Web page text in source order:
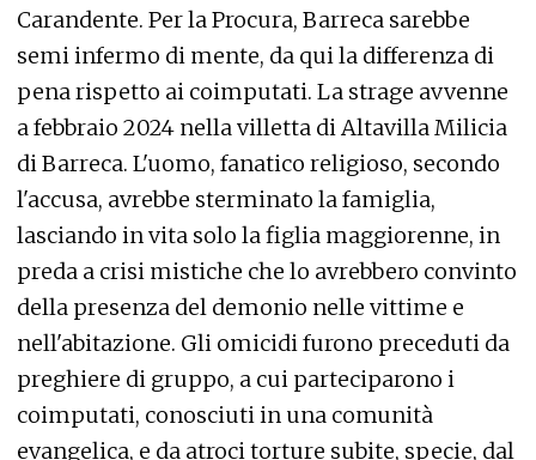
Carandente. Per la Procura, Barreca sarebbe
semi infermo di mente, da qui la differenza di
pena rispetto ai coimputati. La strage avvenne
a febbraio 2024 nella villetta di Altavilla Milicia
di Barreca. L'uomo, fanatico religioso, secondo
l'accusa, avrebbe sterminato la famiglia,
lasciando in vita solo la figlia maggiorenne, in
preda a crisi mistiche che lo avrebbero convinto
della presenza del demonio nelle vittime e
nell'abitazione. Gli omicidi furono preceduti da
preghiere di gruppo, a cui parteciparono i
coimputati, conosciuti in una comunità
evangelica, e da atroci torture subite, specie, dal